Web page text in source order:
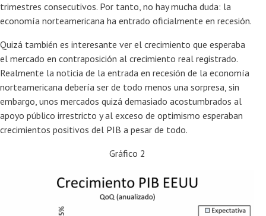
trimestres consecutivos. Por tanto, no hay mucha duda: la
economía norteamericana ha entrado oficialmente en recesión.
Quizá también es interesante ver el crecimiento que esperaba
el mercado en contraposición al crecimiento real registrado.
Realmente la noticia de la entrada en recesión de la economía
norteamericana debería ser de todo menos una sorpresa, sin
embargo, unos mercados quizá demasiado acostumbrados al
apoyo público irrestricto y al exceso de optimismo esperaban
crecimientos positivos del PIB a pesar de todo.
Gráfico 2